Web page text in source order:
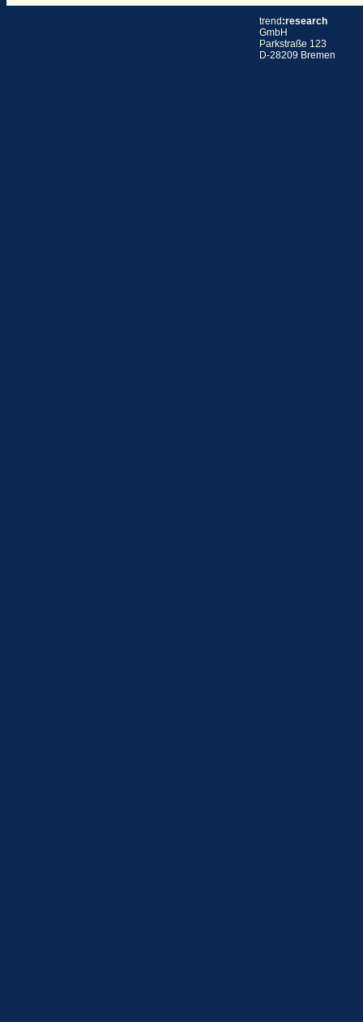
trend :research
GmbH
Parkstraße 123
D-28209 Bremen